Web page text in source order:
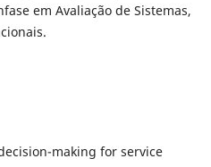
em Avaliação de Sistemas,
making for service